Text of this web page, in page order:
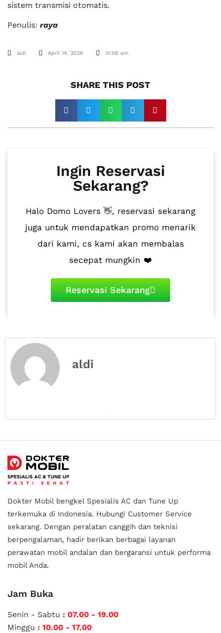
sistem transmisi otomatis.
Penulis: raya
aldi April 14, 2026 10:59 am
SHARE THIS POST​
Ingin Reservasi
Sekarang?
Halo Domo Lovers 👋, reservasi sekarang
juga untuk mendapatkan promo menarik
dari kami, cs kami akan membalas
secepat mungkin ❤️
Reservasi Sekarang
aldi
Dokter Mobil bengkel Spesialis AC dan Tune Up
terkemuka di Indonesia. Hubungi Customer Service
sekarang. Dengan peralatan canggih dan teknisi
berpengalaman, hadir berikan berbagai layanan
perawatan mobil andalan dan bergaransi untuk performa
mobil Anda.
Jam Buka
Senin - Sabtu : 07.00 - 19.00
Minggu : 10.00 - 17.00